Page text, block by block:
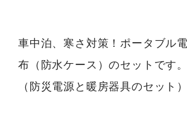
車中泊、寒さ対策！ポータブル
布（防水ケース）のセットです。
（防災電源と暖房器具のセット）